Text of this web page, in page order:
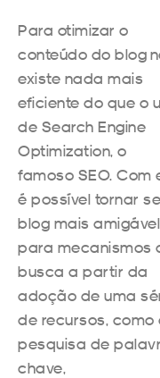
Para otimizar o
conteúdo do blog
existe nada mais
eficiente do que o
de Search Engine
Optimization, o
famoso SEO. Com
é possível tornar
blog mais amigável
para mecanismos
busca a partir da
adoção de uma
de recursos, como
pesquisa de
chave,